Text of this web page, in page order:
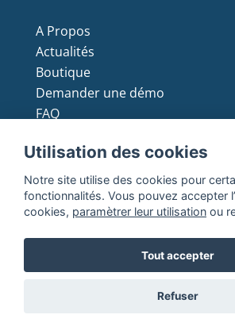
A Propos
Actualités
Boutique
Demander une démo
FAQ
Copyright © 2021 Batmax. All Rights
Conditions générales de
Utilisation des cookies
Notre site utilise des cookies pour
fonctionnalités. Vous pouvez accepter
cookies, paramètrer leur utilisation ou
Tout accepter
Refuser